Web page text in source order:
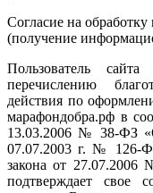
Согласие на
(получение
Пользователь
перечислению
действия по
марафондобра.рф в
13.03.2006 № 38-ФЗ
07.07.2003 г. № 126-
закона от
подтверждает свое